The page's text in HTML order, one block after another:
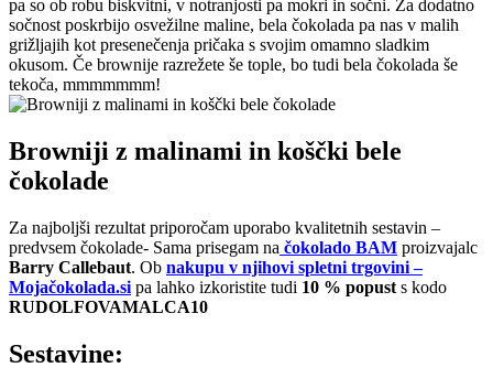
pa so ob robu biskvitni, v notranjosti pa mokri in sočni. Za dodatno
sočnost poskrbijo osvežilne maline, bela čokolada pa nas v malih
grižljajih kot presenečenja pričaka s svojim omamno sladkim
okusom. Če brownije razrežete še tople, bo tudi bela čokolada še
tekoča, mmmmmmm!
Browniji z malinami in koščki bele
čokolade
Za najboljši rezultat priporočam uporabo kvalitetnih sestavin –
predvsem čokolade- Sama prisegam na čokolado BAM proizvajalc
Barry Callebaut. Ob nakupu v njihovi spletni trgovini –
Mojačokolada.si pa lahko izkoristite tudi 10 % popust s kodo
RUDOLFOVAMALCA10
Sestavine: